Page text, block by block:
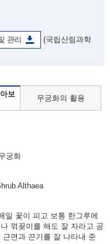
관리
(국립산림과학
보
무궁화의 활용
궁화
Althaea
일 꽃이 피고 보통 한그루에
꺾꽂이를 해도 잘 자라고 공
면과 끈기를 잘 나타내 준